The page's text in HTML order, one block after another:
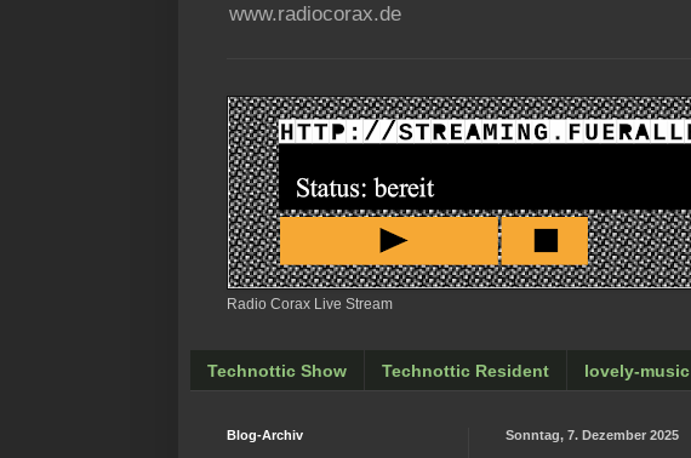
www.radiocorax.de
Radio Corax Live Stream
Technottic Show Technottic Resident lovely-music
Sonntag, 7. Dezember 2025
Blog-Archiv